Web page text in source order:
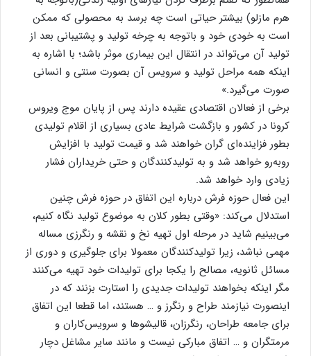
هرم مازلو) بیشتر حیاتی است چه برسد به محصولی که ممکن
است به خودی خود و باتوجه به چرخه تولید و پشتیبانی بعد از
تولید آن می‌تواند در انتقال این بیماری موثر باشد؛ با اشاره به
اینکه همه مراحل تولید و سرویس آن بصورت سنتی و انسانی
صورت می‌گیرد.»
برخی از فعالان اقتصادی عقیده دارند پس از پایان موج ویروس
کرونا در کشور و بازگشت شرایط عادی بسیاری از اقلام تولیدی
بطور فزاینده‌ای گران خواهند شد و قیمت تولید با افزایش
روبه‌رو خواهد شد و به تولیدکنندگان و حتی خریداران فشار
زیادی وارد خواهد شد.
این فعال حوزه فرش درباره این اتفاق در حوزه فرش چنین
استدلال می‌کند: «وقتی بطور کلان به موضوع تولید نگاه کنیم،
می‌بینیم شاید در مرحله اول تهیه نخ و نقشه و رنگرزی مساله
مهمی نباشد، زیرا تولیدکنندگان معمولا برای جلوگیری و دوری از
مسائل ثانویه، مصالح را یکجا برای تولیدات خود تهیه می‌کنند
مگر اینکه بخواهند تولیدات جدیدی را استارت بزنند که در
اینصورت نیازمند طراح و رنگرز و … هستند، اما قطعا این اتفاق
برای جامعه طراحان، رنگرزان، قالیشوها و سرویس‌کاران و
مرمتگران و … اتفاق مبارکی نیست و مانند سایر مشاغل دچار